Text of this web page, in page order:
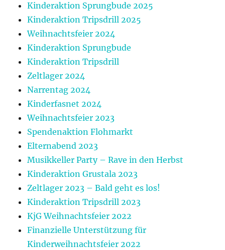
Kinderaktion Sprungbude 2025
Kinderaktion Tripsdrill 2025
Weihnachtsfeier 2024
Kinderaktion Sprungbude
Kinderaktion Tripsdrill
Zeltlager 2024
Narrentag 2024
Kinderfasnet 2024
Weihnachtsfeier 2023
Spendenaktion Flohmarkt
Elternabend 2023
Musikkeller Party – Rave in den Herbst
Kinderaktion Grustala 2023
Zeltlager 2023 – Bald geht es los!
Kinderaktion Tripsdrill 2023
KjG Weihnachtsfeier 2022
Finanzielle Unterstützung für
Kinderweihnachtsfeier 2022